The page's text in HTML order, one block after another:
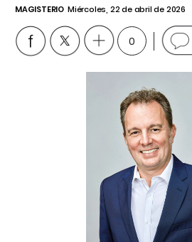
MAGISTERIO Miércoles, 22 de abril de 2026
0